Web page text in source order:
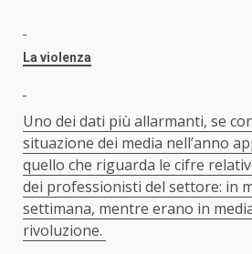
La violenza
Uno dei dati più allarmanti, se
situazione dei media nell’anno
quello che riguarda le cifre
dei professionisti del settore: in
settimana, mentre erano in
rivoluzione.